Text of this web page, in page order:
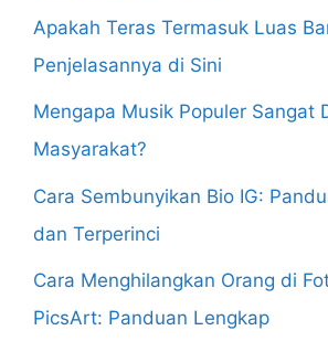
Apakah Teras Termasuk Luas
Penjelasannya di Sini
Mengapa Musik Populer Sangat
Masyarakat?
Cara Sembunyikan Bio IG:
dan Terperinci
Cara Menghilangkan Orang di
PicsArt: Panduan Lengkap